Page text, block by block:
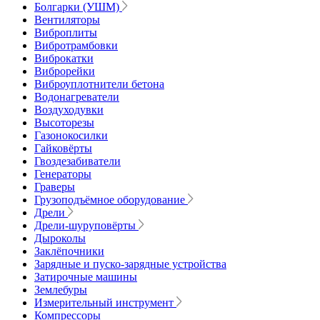
Болгарки (УШМ)
Вентиляторы
Виброплиты
Вибротрамбовки
Виброкатки
Виброрейки
Виброуплотнители бетона
Водонагреватели
Воздуходувки
Высоторезы
Газонокосилки
Гайковёрты
Гвоздезабиватели
Генераторы
Граверы
Грузоподъёмное оборудование
Дрели
Дрели-шуруповёрты
Дыроколы
Заклёпочники
Зарядные и пуско-зарядные устройства
Затирочные машины
Землебуры
Измерительный инструмент
Компрессоры